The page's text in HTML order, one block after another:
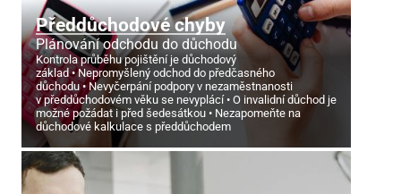
Předdůchodové chyby
Plánování odchodu do důchodu
Kontrola průběhu pojištění je důchodový
základ
Nepromyšlený odchod do předčasného
důchodu
Nevyčerpání podpory v nezaměstnanosti
v předdůchodovém věku se nevyplácí
O invalidní důchod je
možné požádat i před šedesátkou
Nezapomeňte na
důchodové kalkulace s předdůchodem